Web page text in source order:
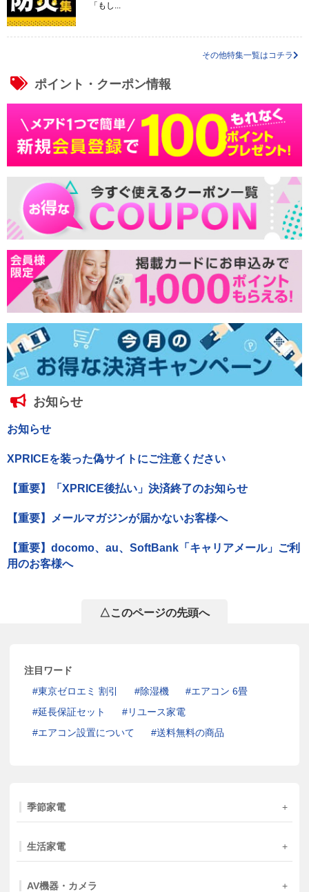
「もし...
その他特集一覧はコチラ
ポイント・クーポン情報
お知らせ
お知らせ
XPRICEを装った偽サイトにご注意ください
【重要】「XPRICE後払い」決済終了のお知らせ
【重要】メールマガジンが届かないお客様へ
【重要】docomo、au、SoftBank「キャリアメール」ご利
用のお客様へ
△このページの先頭へ
注目ワード
東京ゼロエミ 割引
除湿機
エアコン 6畳
延長保証セット
リユース家電
エアコン設置について
送料無料の商品
季節家電
生活家電
AV機器・カメラ